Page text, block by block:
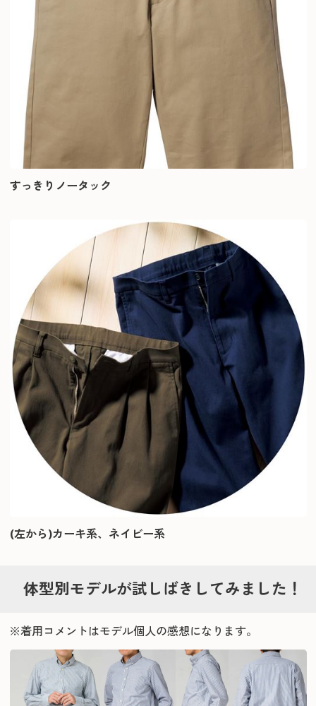
すっきりノータック
(左から)カーキ系、ネイビー系
体型別モデルが試しばきしてみました！
※着用コメントはモデル個人の感想になります。